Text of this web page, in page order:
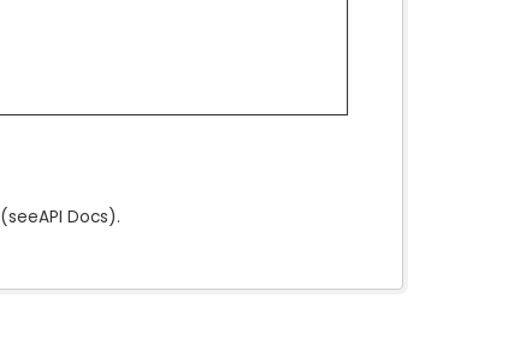
(seeAPI Docs).